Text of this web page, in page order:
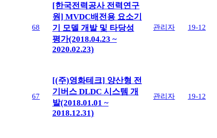
68
[한국전력공사 전력연구
원] MVDC배전용 요소기
기 모델 개발 및 타당성
평가(2018.04.23 ~
2020.02.23)
관리자 19-12
67
[(주)영화테크] 양산형 전
기버스 DLDC 시스템 개
발(2018.01.01 ~
2018.12.31)
관리자 19-12